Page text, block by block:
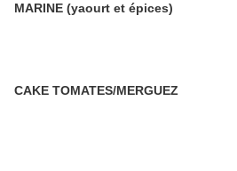
MARINE (yaourt et épices)
CAKE TOMATES/MERGUEZ